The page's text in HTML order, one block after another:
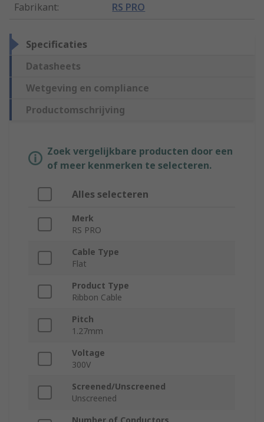
Fabrikant: RS PRO
Specificaties
Datasheets
Wetgeving en compliance
Productomschrijving
Zoek vergelijkbare producten door een
of meer kenmerken te selecteren.
Alles selecteren
Merk
RS PRO
Cable Type
Flat
Product Type
Ribbon Cable
Pitch
1.27mm
Voltage
300V
Screened/Unscreened
Unscreened